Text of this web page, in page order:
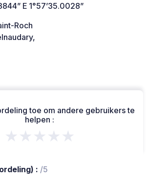
E 1°57’35.0028”
Roch
toe om andere gebruikers te
helpen :
★★★★★
: /5